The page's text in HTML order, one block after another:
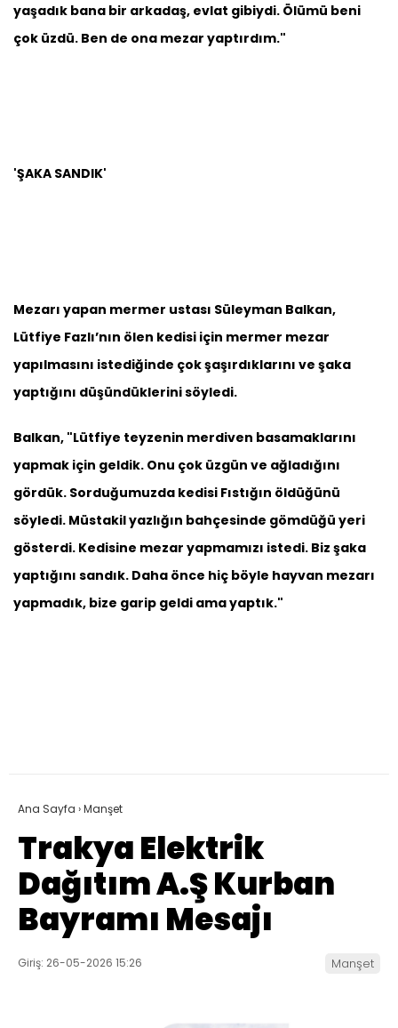
yaşadık bana bir arkadaş, evlat gibiydi. Ölümü beni
çok üzdü. Ben de ona mezar yaptırdım."
'ŞAKA SANDIK'
Mezarı yapan mermer ustası Süleyman Balkan,
Lütfiye Fazlı’nın ölen kedisi için mermer mezar
yapılmasını istediğinde çok şaşırdıklarını ve şaka
yaptığını düşündüklerini söyledi.
Balkan, "Lütfiye teyzenin merdiven basamaklarını
yapmak için geldik. Onu çok üzgün ve ağladığını
gördük. Sorduğumuzda kedisi Fıstığın öldüğünü
söyledi. Müstakil yazlığın bahçesinde gömdüğü yeri
gösterdi. Kedisine mezar yapmamızı istedi. Biz şaka
yaptığını sandık. Daha önce hiç böyle hayvan mezarı
yapmadık, bize garip geldi ama yaptık."
Ana Sayfa ›Manşet
Trakya Elektrik
Dağıtım A.Ş Kurban
Bayramı Mesajı
Giriş: 26-05-2026 15:26 Manşet